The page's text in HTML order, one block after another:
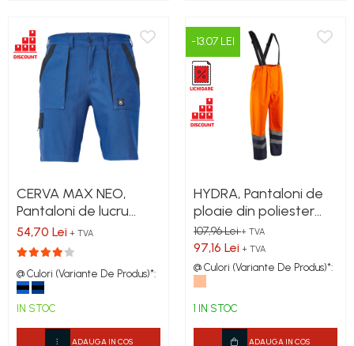
CERVA MAX NEO,
Pantaloni de lucru
scurți din bumbac, 260
g/mp
54,70 Lei + TVA
@ Culori (Variante De Produs)*:
IN STOC
ADAUGA IN COS
-13.07 LEI
HYDRA, Pantaloni de
ploaie din poliester
Oxford 300D
107,96 Lei+ TVA
97,16 Lei + TVA
@ Culori (Variante De Produs)*:
1 IN STOC
ADAUGA IN COS